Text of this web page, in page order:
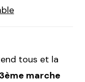
tous et la
marche